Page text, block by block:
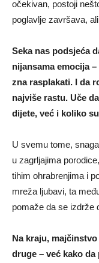
očekivan, postoji
poglavlje završava,
Seka nas podsjeća
nijansama emocija
zna rasplakati. I da
najviše rastu. Uče
dijete, već i koliko
U svemu tome,
u zagrljajima
tihim ohrabrenjima i
mreža ljubavi, ta
pomaže da se izdrže
Na kraju,
druge – već kako